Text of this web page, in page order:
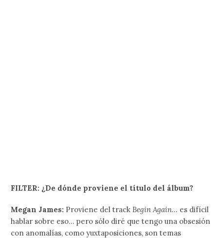
FILTER: ¿De dónde proviene el título del álbum?
Megan James: Proviene del track Begin Again… es difícil
hablar sobre eso… pero sólo diré que tengo una obsesión
con anomalías, como yuxtaposiciones, son temas